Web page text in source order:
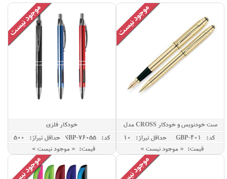
ست خودنویس و خودکار CROSS مدل
TOWNSEND
کد: GBP-401
حداقل تيراژ: 10
قیمت: « موجود نیست »
خودکار فلزی
کد: NBP-76055
حداقل تيراژ: 500
قیمت: « موجود نیست »